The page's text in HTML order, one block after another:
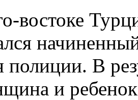
востоке
полиции. В
и